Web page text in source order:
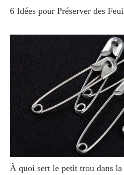
6 Idées pour Préserver des
À quoi sert le petit trou dans la